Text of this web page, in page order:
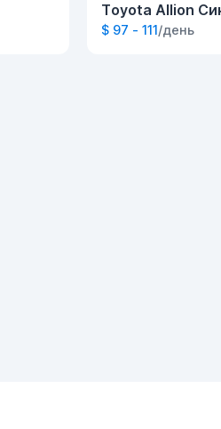
Toyota Allion
$ 97 - 111/день